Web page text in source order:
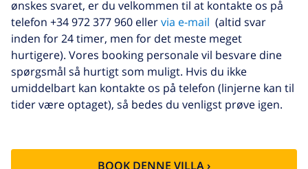
Afbestillings
fond:
4.80% af det samlede beløb
ønskes svaret, er du velkommen til at kontakte os på
telefon +34 972 377 960 ellervia e-mail (altid svar
inden for 24 timer, men for det meste meget
hurtigere). Vores booking personale vil besvare dine
spørgsmål så hurtigt som muligt. Hvis du ikke
umiddelbart kan kontakte os på telefon (linjerne kan til
tider være optaget), så bedes du venligst prøve igen.
BOOK DENNE VILLA ›